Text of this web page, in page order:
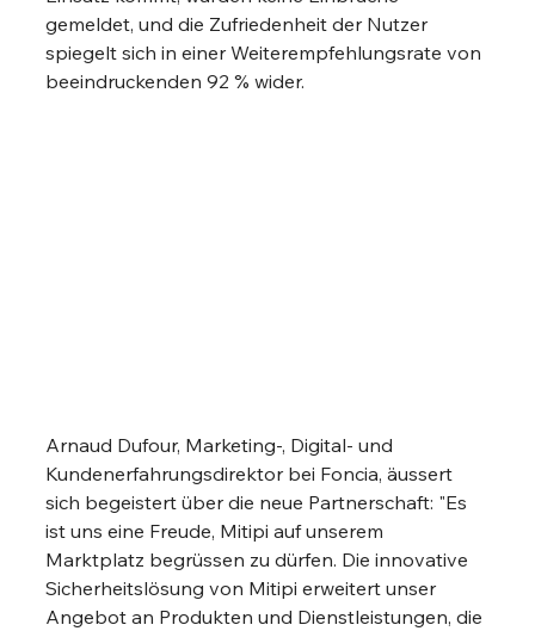
gemeldet, und die Zufriedenheit der Nutzer
spiegelt sich in einer Weiterempfehlungsrate von
beeindruckenden 92 % wider.
Arnaud Dufour, Marketing-, Digital- und
Kundenerfahrungsdirektor bei Foncia, äussert
sich begeistert über die neue Partnerschaft: "Es
ist uns eine Freude, Mitipi auf unserem
Marktplatz begrüssen zu dürfen. Die innovative
Sicherheitslösung von Mitipi erweitert unser
Angebot an Produkten und Dienstleistungen, die